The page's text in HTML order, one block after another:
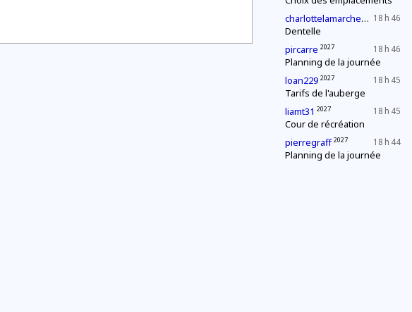
18 h 46
charlottelamarche28 2031
Dentelle
18 h 46
pircarre 2027
Planning de la journée
18 h 45
loan229 2027
Tarifs de l'auberge
18 h 45
liamt31 2027
Cour de récréation
18 h 44
pierregraff 2027
Planning de la journée